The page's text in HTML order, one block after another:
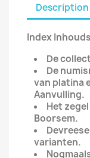
Description
Index
De
De
van platina
Aanvulling.
Het
Boorsem.
varianten.